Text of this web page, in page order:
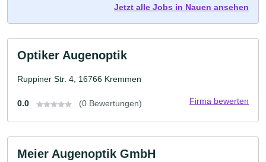
Jetzt alle Jobs in Nauen ansehen
Optiker Augenoptik
Ruppiner Str. 4, 16766 Kremmen
0.0 (0 Bewertungen) Firma bewerten
Meier Augenoptik GmbH